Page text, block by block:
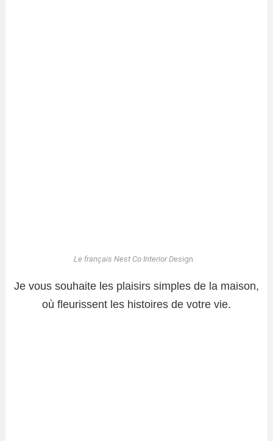
Le français Nest Co Interior Design
Je vous souhaite les plaisirs simples de la maison,
où fleurissent les histoires de votre vie.